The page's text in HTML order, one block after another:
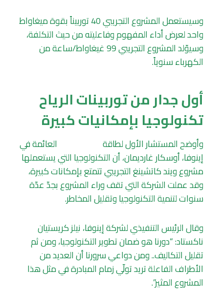
وسيستعمل المشروع التجريبي 40 توربيناً بقوة ميغاواط
واحد لعرض أداء المفهوم وفاعليته من حيث التكلفة،
وسيوّلد المشروع التجريبي 99 غيغاواط/ساعة من
الكهرباء سنوياً.
أول جدار من توربينات الرياح
تكنولوجيا بإمكانيات كبيرة
وأوضح المستشار الأول لطاقة
العائمة في
إينوفا، أوسكار غارديمان، أن التكنولوجيا التي يستعملها
مشروع ويند كاتشينغ التجريبي تتمتع بإمكانات كبيرة،
وقد عملت الشركة التي تقف وراء المشروع بجدّ عدّة
سنوات لتنمية التكنولوجيا وتقليل المخاطر.
وقال الرئيس التنفيذي لشركة إينوفا، نيلز كريستيان
ناكستاد: “دورنا هو ضمان تطوير التكنولوجيا، ومن ثم
تقليل التكاليف.. ومن دواعي سرورنا أن العديد من
الأطراف الفاعلة تريد تولّي زمام المبادرة في مثل هذا
المشروع المثير”.